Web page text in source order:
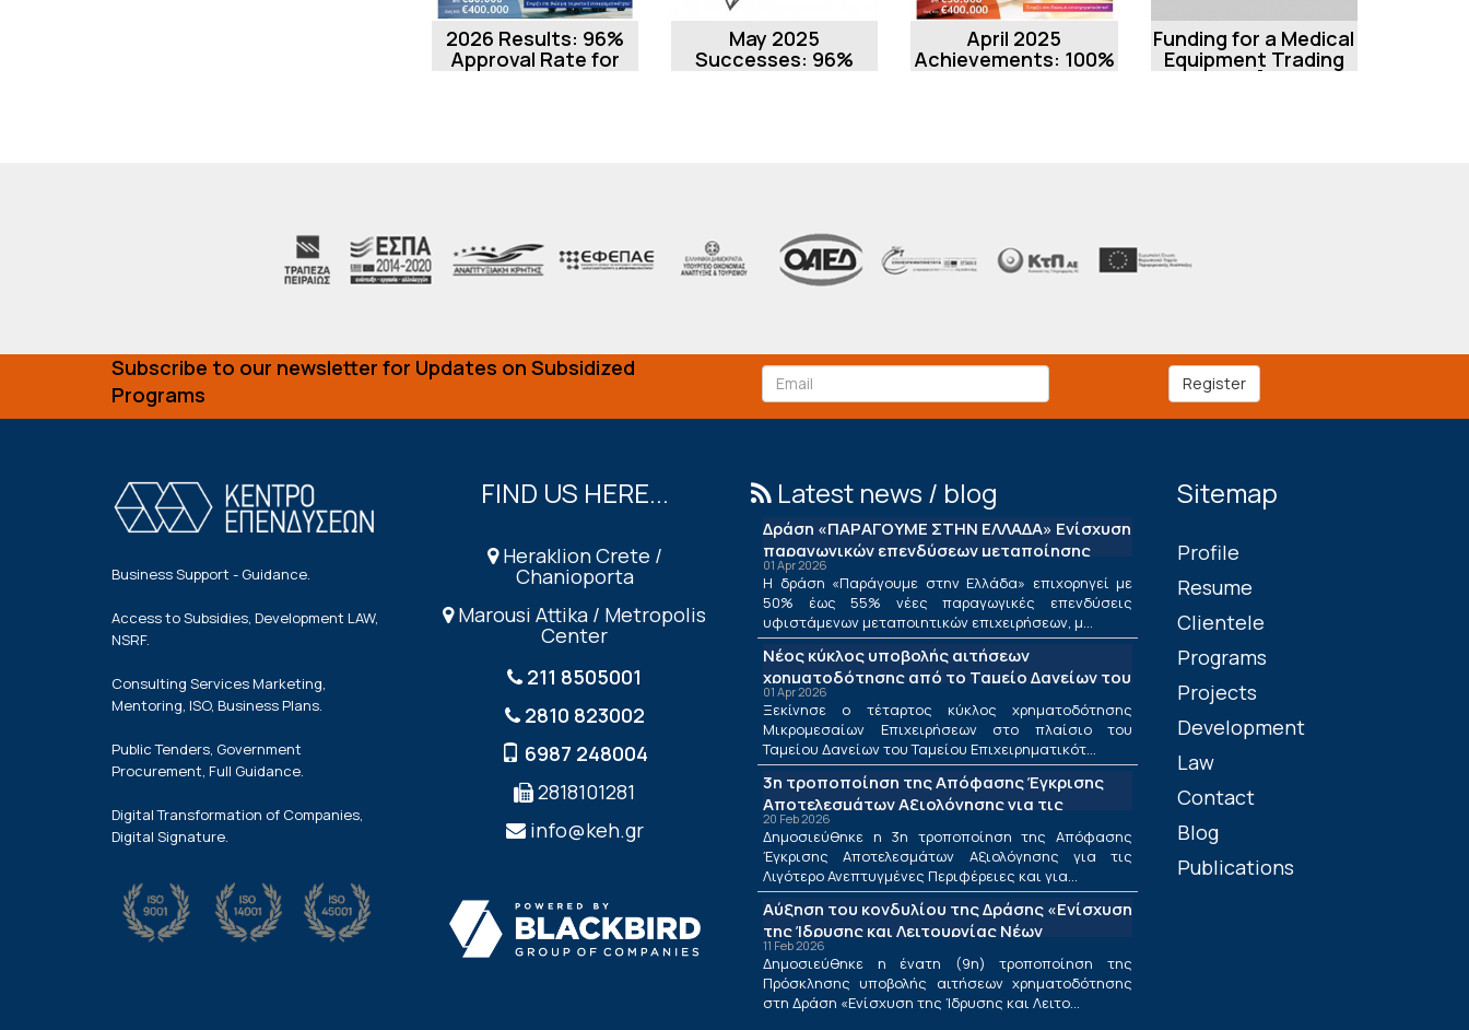
2026 Results: 96%
Approval Rate for
the 'Strengthening
May 2025
Successes: 96%
April 2025
Achievements: 100%
Funding for a Medical
Equipment Trading
Business [through
Subscribe to our newsletter for Updates on Subsidized
Programs
Register
Business Support - Guidance.
Access to Subsidies, Development LAW,
NSRF.
Consulting Services Marketing,
Mentoring, ISO, Business Plans.
Public Tenders, Government
Procurement, Full Guidance.
Digital Transformation of Companies,
Digital Signature.
FIND US HERE...
Heraklion Crete /
Chanioporta
Marousi Attika / Metropolis
Center
211 8505001
2810 823002
6987 248004
2818101281
info@keh.gr
Latest news / blog
Δράση «ΠΑΡΑΓΟΥΜΕ ΣΤΗΝ ΕΛΛΑΔΑ» Ενίσχυση
παραγωγικών επενδύσεων μεταποίησης
01 Apr 2026
Η δράση «Παράγουμε στην Ελλάδα» επιχορηγεί με
50% έως 55% νέες παραγωγικές επενδύσεις
υφιστάμενων μεταποιητικών επιχειρήσεων, μ...
Νέος κύκλος υποβολής αιτήσεων
χρηματοδότησης από το Ταμείο Δανείων του
ΤΕΠΙΧ ΙΙΙ
01 Apr 2026
Ξεκίνησε ο τέταρτος κύκλος χρηματοδότησης
Μικρομεσαίων Επιχειρήσεων στο πλαίσιο του
Ταμείου Δανείων του Ταμείου Επιχειρηματικότ...
3η τροποποίηση της Απόφασης Έγκρισης
Αποτελεσμάτων Αξιολόγησης για τις
Λιγότερο Ανεπτυγμένες Περιφέρειες και για
τις Περιφέρειες Μετάβασης στο πλαίσιο της
Δράσης «Ενίσχυση της Ίδρυσης και
Λειτουργίας Νέων Μικρομεσαίων
Τουριστικών Επιχειρήσεων»
20 Feb 2026
Δημοσιεύθηκε η 3η τροποποίηση της Απόφασης
Έγκρισης Αποτελεσμάτων Αξιολόγησης για τις
Λιγότερο Ανεπτυγμένες Περιφέρειες και για...
Αύξηση του κονδυλίου της Δράσης «Ενίσχυση
της Ίδρυσης και Λειτουργίας Νέων
Μικρομεσαίων Τουριστικών Επιχειρήσεων»
11 Feb 2026
Δημοσιεύθηκε η ένατη (9η) τροποποίηση της
Πρόσκλησης υποβολής αιτήσεων χρηματοδότησης
στη Δράση «Ενίσχυση της Ίδρυσης και Λειτο...
Sitemap
Profile
Resume
Clientele
Programs
Projects
Development
Law
Contact
Blog
Publications